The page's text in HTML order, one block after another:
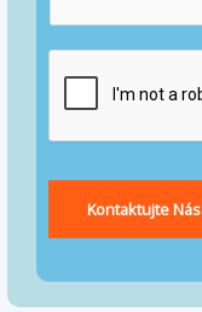
Kontaktujte Nás